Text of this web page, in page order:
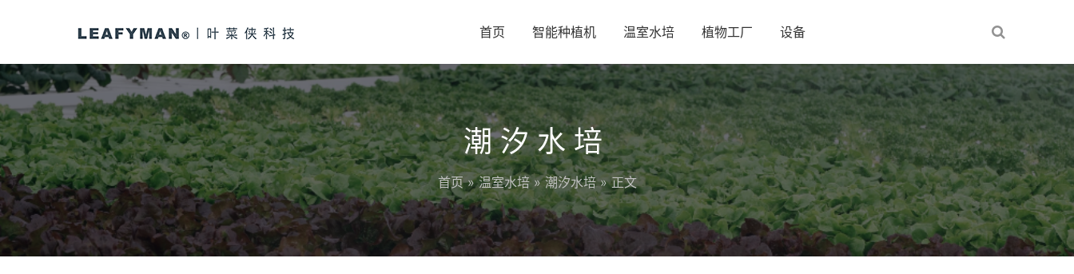
首页 智能种植机 温室水培 植物工厂 设备
潮汐水培
首页 »温室水培»潮汐水培» 正文